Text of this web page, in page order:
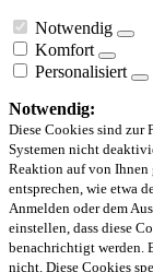
Notwendig
Komfort
Personalisiert
Notwendig:
Diese Cookies sind zur
Systemen nicht
Reaktion auf von Ihnen
entsprechen, wie etwa
Anmelden oder dem
einstellen, dass diese
benachrichtigt werden.
nicht. Diese Cookies